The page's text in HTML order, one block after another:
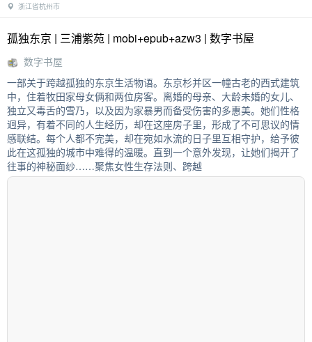
浙江省杭州市
孤独东京 | 三浦紫苑 | mobi+epub+azw3 | 数字书屋
数字书屋
一部关于跨越孤独的东京生活物语。东京杉并区一幢古老的西式建筑
中，住着牧田家母女俩和两位房客。离婚的母亲、大龄未婚的女儿、
独立又毒舌的雪乃，以及因为家暴男而备受伤害的多惠美。她们性格
迥异，有着不同的人生经历，却在这座房子里，形成了不可思议的情
感联结。每个人都不完美，却在宛如水流的日子里互相守护，给予彼
此在这孤独的城市中难得的温暖。直到一个意外发现，让她们揭开了
往事的神秘面纱……聚焦女性生存法则、跨越